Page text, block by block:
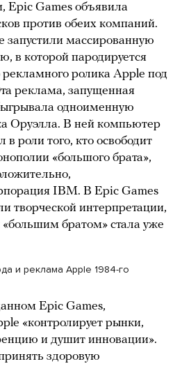
Epic Games объявила
против обеих компаний.
запустили массированную
в которой пародируется
рекламного ролика Apple под
реклама, запущенная
одноименную
Оруэлла. В ней компьютер
роли того, кто освободит
«большого брата»,
IBM. В Epic Games
творческой интерпретации,
«большим братом» стала уже
и реклама Apple 1984-го
Epic Games,
«контролирует рынки,
и душит инновации».
здоровую